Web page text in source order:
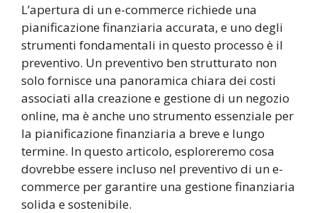
L’apertura di un e-commerce richiede una
pianificazione finanziaria accurata, e uno degli
strumenti fondamentali in questo processo è il
preventivo. Un preventivo ben strutturato non
solo fornisce una panoramica chiara dei costi
associati alla creazione e gestione di un negozio
online, ma è anche uno strumento essenziale per
la pianificazione finanziaria a breve e lungo
termine. In questo articolo, esploreremo cosa
dovrebbe essere incluso nel preventivo di un e-
commerce per garantire una gestione finanziaria
solida e sostenibile.